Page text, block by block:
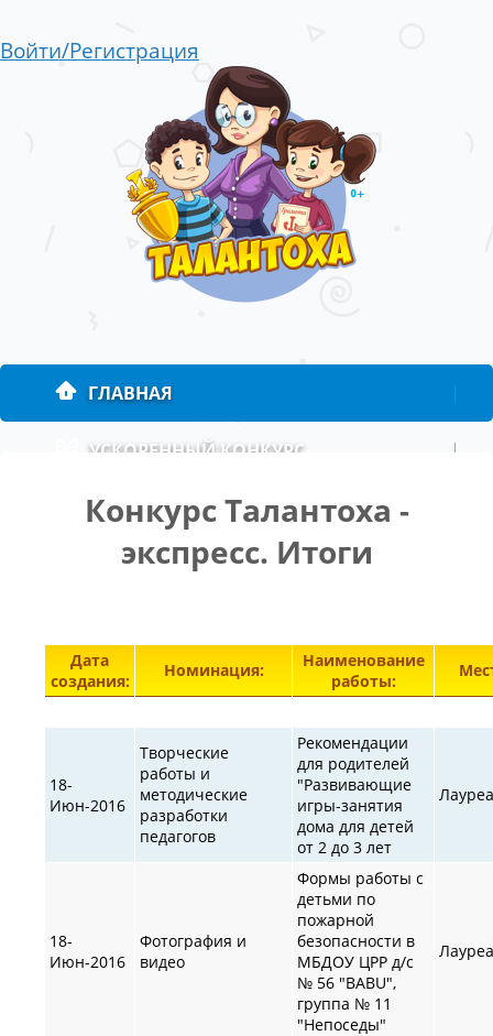
Войти/Регистрация
ГЛАВНАЯ |
УСКОРЕННЫЙ КОНКУРС |
ПРАВИЛА | | КОНТАКТЫ
Конкурс Талантоха -
экспресс. Итоги
Дата
создания:
Номинация:
Наименование
работы:
18-
Июн-2016
Творческие
работы и
методические
разработки
педагогов
Рекомендации
для родителей
"Развивающие
игры-занятия
дома для детей
от 2 до 3 лет
18-
Июн-2016
Фотография и
видео
Формы работы с
детьми по
пожарной
безопасности в
МБДОУ ЦРР д/с
№ 56 "BABU",
группа № 11
"Непоседы"